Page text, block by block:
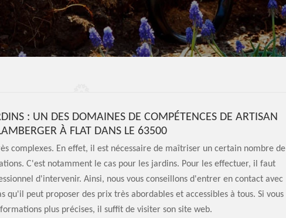
: UN DES DOMAINES DE COMPÉTENCES DE ARTISAN
À FLAT DANS LE 63500
complexes. En effet, il est nécessaire de maîtriser un certain nombre de
C'est notamment le cas pour les jardins. Pour les effectuer, il faut
d'intervenir. Ainsi, nous vous conseillons d'entrer en contact avec
qu'il peut proposer des prix très abordables et accessibles à tous. Si vous
plus précises, il suffit de visiter son site web.